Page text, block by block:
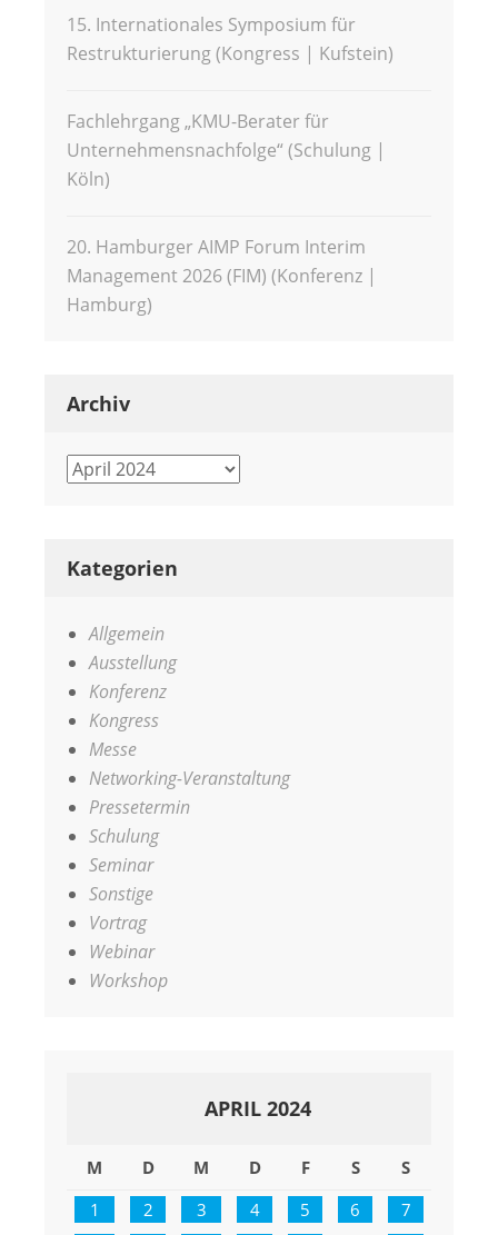
15. Internationales Symposium für
Restrukturierung (Kongress | Kufstein)
Fachlehrgang „KMU-Berater für
Unternehmensnachfolge“ (Schulung |
Köln)
20. Hamburger AIMP Forum Interim
Management 2026 (FIM) (Konferenz |
Hamburg)
Archiv
Archiv
Kategorien
Allgemein
Ausstellung
Konferenz
Kongress
Messe
Networking-Veranstaltung
Pressetermin
Schulung
Seminar
Sonstige
Vortrag
Webinar
Workshop
APRIL 2024
M D M D F S
S
1
2 3 4 5 6
7